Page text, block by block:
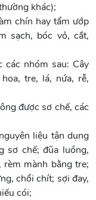
khác);
chín hay tẩm ướp
sạch, bóc vỏ, cắt,
các nhóm sau: Cây
tre, lá, nứa, rễ,
được sơ chế, các
liệu tận dụng
sơ chế; đũa luồng,
mành bằng tre;
chổi chít; sợi đay,
cói;